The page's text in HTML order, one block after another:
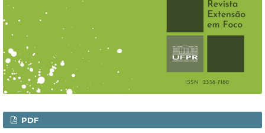
PDF